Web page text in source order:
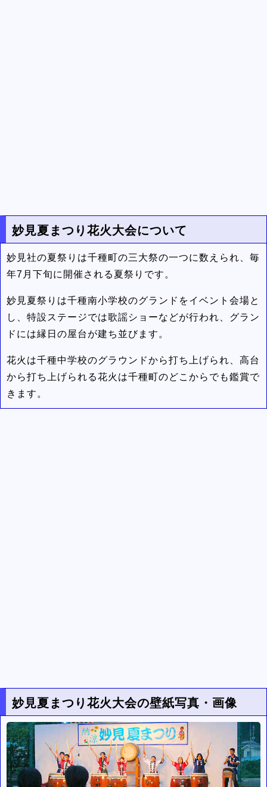
妙見夏まつり花火大会について
妙見社の夏祭りは千種町の三大祭の一つに数えられ、毎
年7月下旬に開催される夏祭りです。
妙見夏祭りは千種南小学校のグランドをイベント会場と
し、特設ステージでは歌謡ショーなどが行われ、グラン
ドには縁日の屋台が建ち並びます。
花火は千種中学校のグラウンドから打ち上げられ、高台
から打ち上げられる花火は千種町のどこからでも鑑賞で
きます。
妙見夏まつり花火大会の壁紙写真・画像